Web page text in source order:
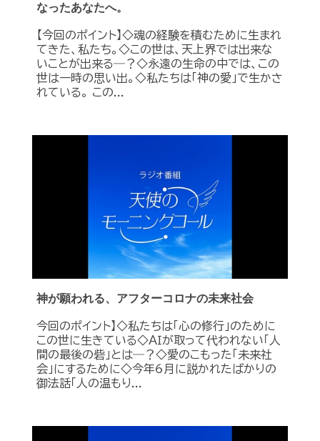
なったあなたへ。
【今回のポイント】◇魂の経験を積むために生まれ
てきた、私たち。◇この世は、天上界では出来な
いことが出来る―？◇永遠の生命の中では、この
世は一時の思い出。◇私たちは「神の愛」で生かさ
れている。 この...
神が願われる、アフターコロナの未来社会
今回のポイント】◇私たちは「心の修行」のために
この世に生きている◇ＡＩが取って代われない「人
間の最後の砦」とは―？◇愛のこもった「未来社
会」にするために◇今年6月に説かれたばかりの
御法話「人の温もり...